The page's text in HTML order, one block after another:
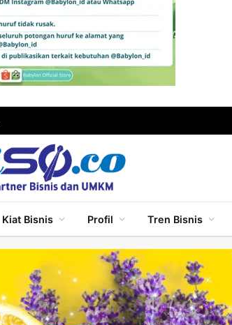
Kiat Bisnis Profil Tren Bisnis